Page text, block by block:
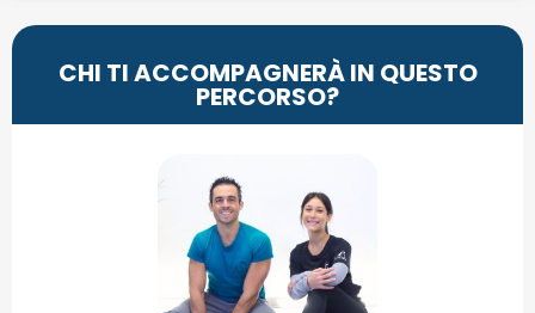
CHI TI ACCOMPAGNERÀ IN QUESTO
PERCORSO?